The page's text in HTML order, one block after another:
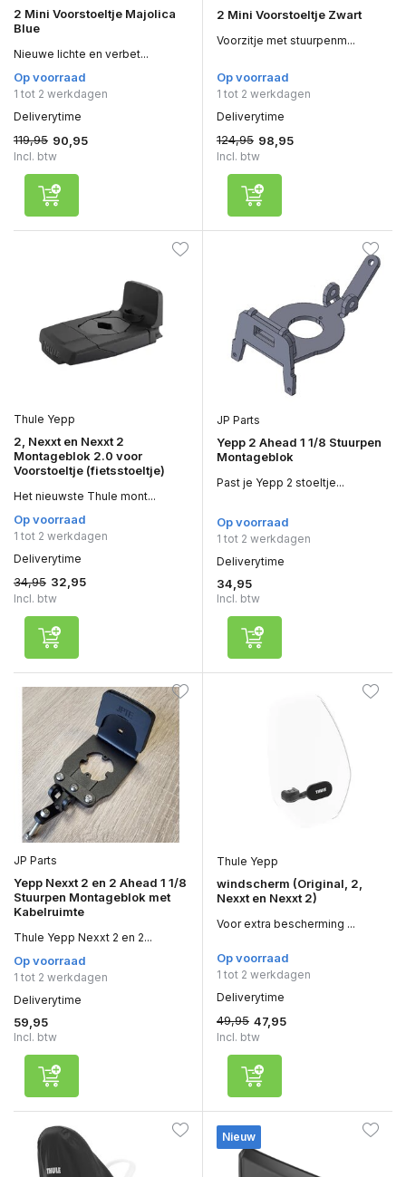
2 Mini Voorstoeltje Majolica
Blue
Nieuwe lichte en verbet...
Op voorraad
1 tot 2 werkdagen
Deliverytime
119,95 90,95
Incl. btw
2 Mini Voorstoeltje Zwart
Voorzitje met stuurpenm...
Op voorraad
1 tot 2 werkdagen
Deliverytime
124,95 98,95
Incl. btw
Thule Yepp
2, Nexxt en Nexxt 2
Montageblok 2.0 voor
Voorstoeltje (fietsstoeltje)
Het nieuwste Thule mont...
Op voorraad
1 tot 2 werkdagen
Deliverytime
34,95 32,95
Incl. btw
JP Parts
Yepp 2 Ahead 1 1/8 Stuurpen
Montageblok
Past je Yepp 2 stoeltje...
Op voorraad
1 tot 2 werkdagen
Deliverytime
34,95
Incl. btw
JP Parts
Yepp Nexxt 2 en 2 Ahead 1 1/8
Stuurpen Montageblok met
Kabelruimte
Thule Yepp Nexxt 2 en 2...
Op voorraad
1 tot 2 werkdagen
Deliverytime
59,95
Incl. btw
Thule Yepp
windscherm (Original, 2,
Nexxt en Nexxt 2)
Voor extra bescherming ...
Op voorraad
1 tot 2 werkdagen
Deliverytime
49,95 47,95
Incl. btw
Nieuw